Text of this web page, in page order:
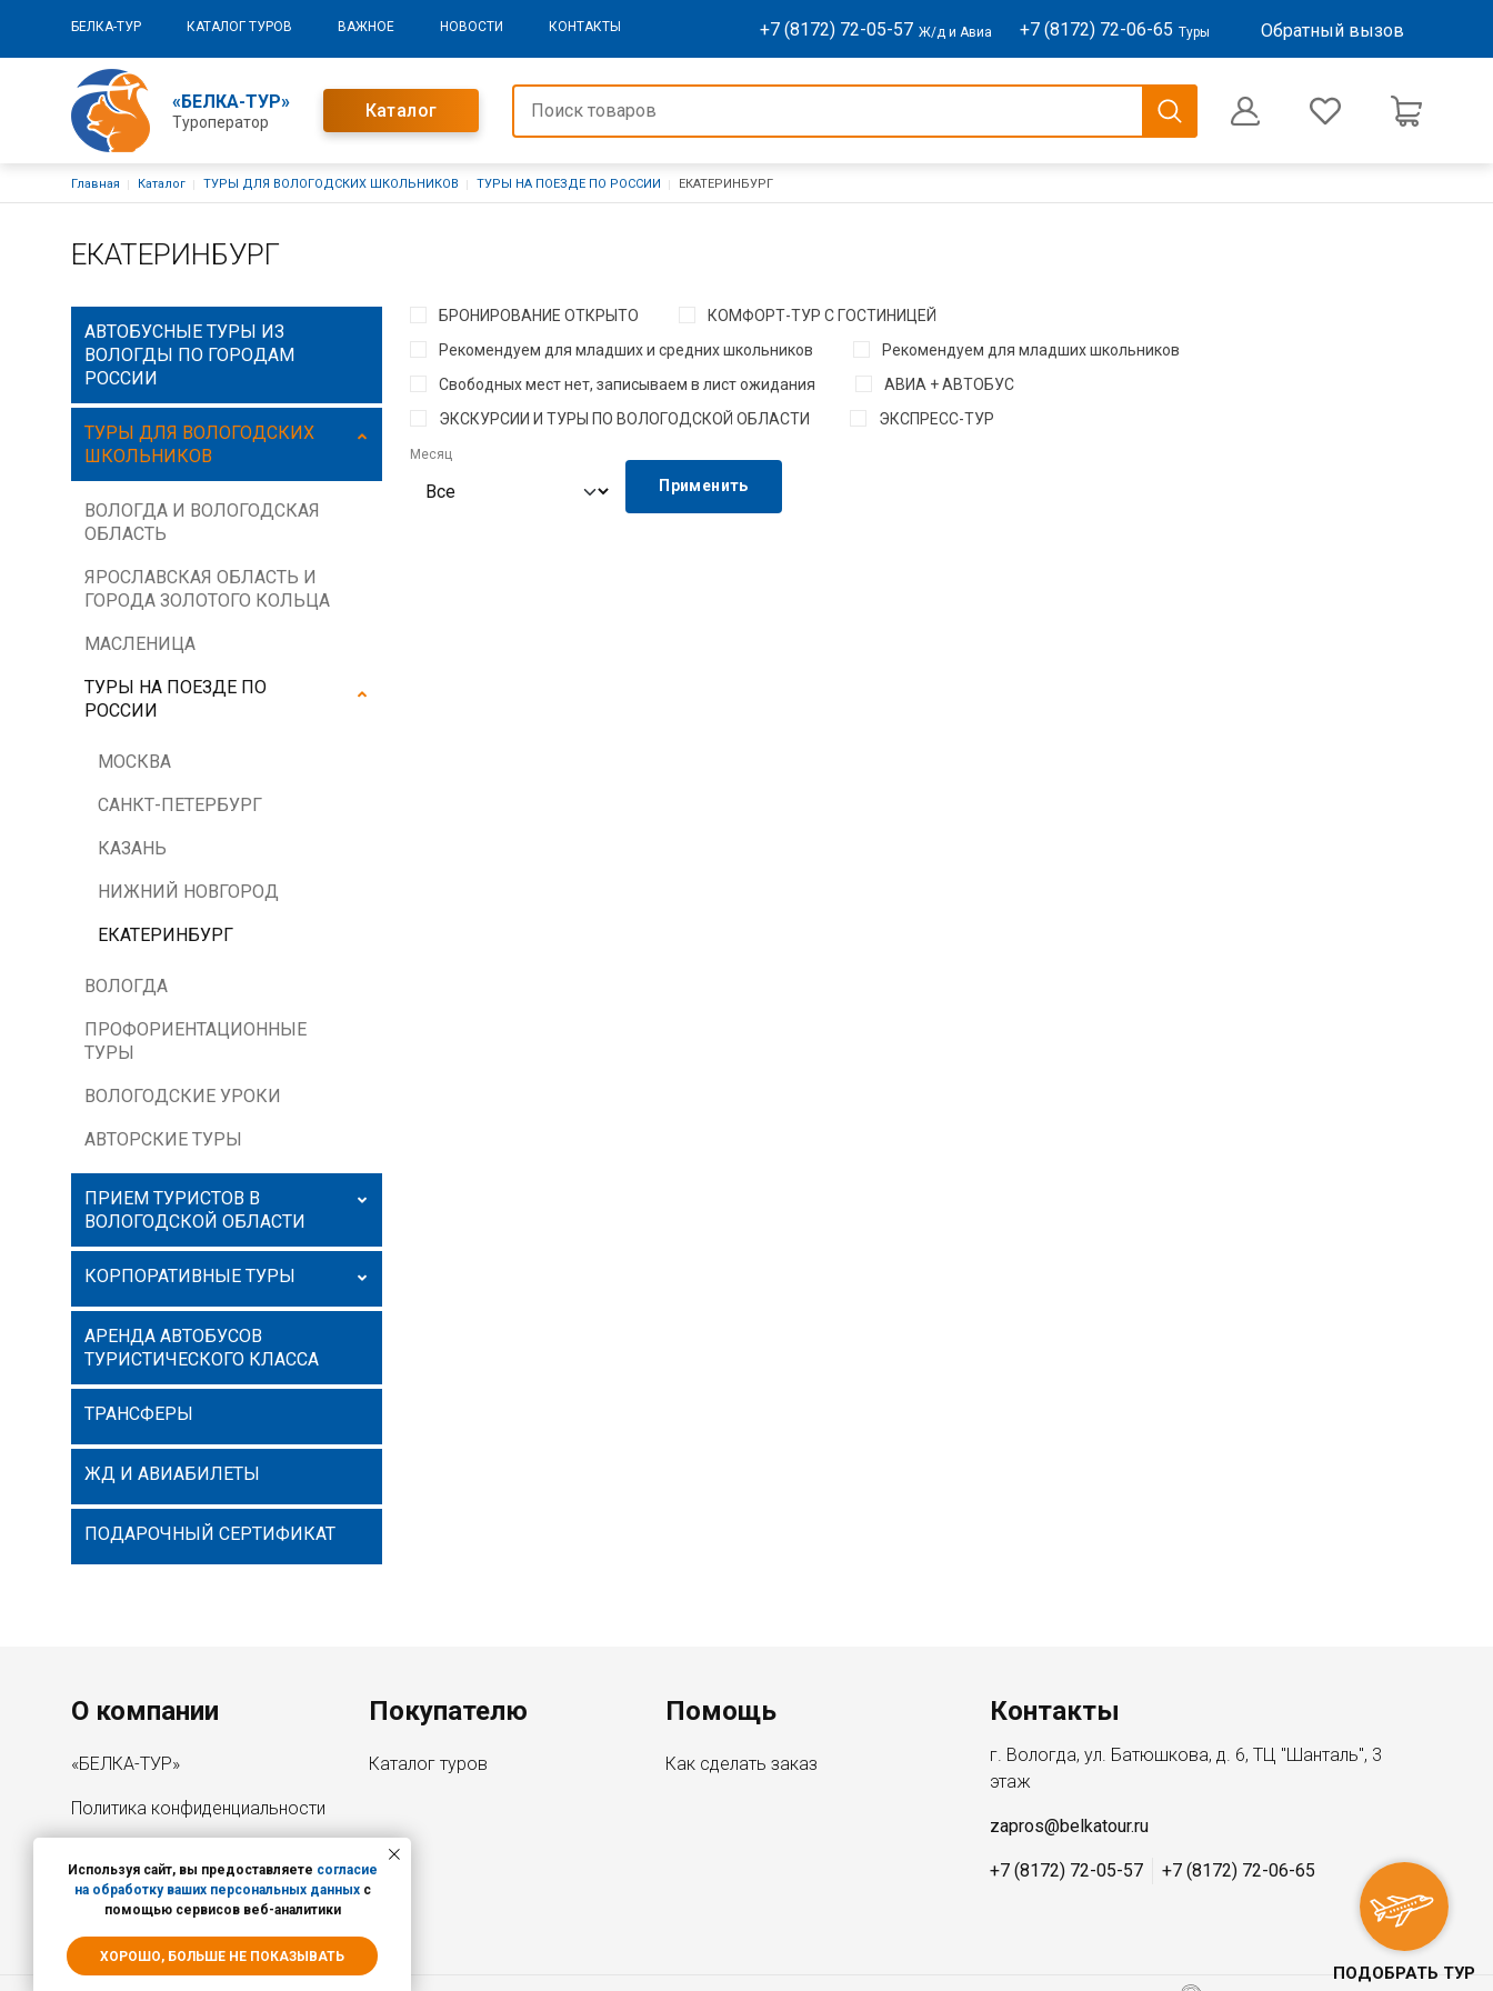
Основная навигация
БЕЛКА-ТУР КАТАЛОГ ТУРОВ ВАЖНОЕ НОВОСТИ КОНТАКТЫ +7 (8172) 72-05-57 Ж/д и Авиа +7 (8172) 72-06-65 Туры Обратный вызов
«БЕЛКА-ТУР»
Туроператор
Каталог
Строка навигации
Главная Каталог ТУРЫ ДЛЯ ВОЛОГОДСКИХ ШКОЛЬНИКОВ ТУРЫ НА ПОЕЗДЕ ПО РОССИИ ЕКАТЕРИНБУРГ
ЕКАТЕРИНБУРГ
АВТОБУСНЫЕ ТУРЫ ИЗ
ВОЛОГДЫ ПО ГОРОДАМ
РОССИИ
ТУРЫ ДЛЯ ВОЛОГОДСКИХ
ШКОЛЬНИКОВ
ВОЛОГДА И ВОЛОГОДСКАЯ
ОБЛАСТЬ
ЯРОСЛАВСКАЯ ОБЛАСТЬ И
ГОРОДА ЗОЛОТОГО КОЛЬЦА
МАСЛЕНИЦА
ТУРЫ НА ПОЕЗДЕ ПО
РОССИИ
МОСКВА
САНКТ-ПЕТЕРБУРГ
КАЗАНЬ
НИЖНИЙ НОВГОРОД
ЕКАТЕРИНБУРГ
ВОЛОГДА
ПРОФОРИЕНТАЦИОННЫЕ
ТУРЫ
ВОЛОГОДСКИЕ УРОКИ
АВТОРСКИЕ ТУРЫ
ПРИЕМ ТУРИСТОВ В
ВОЛОГОДСКОЙ ОБЛАСТИ
КОРПОРАТИВНЫЕ ТУРЫ
АРЕНДА АВТОБУСОВ
ТУРИСТИЧЕСКОГО КЛАССА
ТРАНСФЕРЫ
ЖД И АВИАБИЛЕТЫ
ПОДАРОЧНЫЙ СЕРТИФИКАТ
БРОНИРОВАНИЕ ОТКРЫТО
КОМФОРТ-ТУР С ГОСТИНИЦЕЙ
Рекомендуем для младших и средних школьников
Рекомендуем для младших школьников
Свободных мест нет, записываем в лист ожидания
АВИА + АВТОБУС
ЭКСКУРСИИ И ТУРЫ ПО ВОЛОГОДСКОЙ ОБЛАСТИ
ЭКСПРЕСС-ТУР
Месяц
Menu footer
О компании
«БЕЛКА-ТУР»
Политика конфиденциальности
персональных данных
Покупателю
Каталог туров
Помощь
Как сделать заказ
Контакты
г. Вологда, ул. Батюшкова, д. 6, ТЦ "Шанталь", 3
этаж
zapros@belkatour.ru
+7 (8172) 72-05-57 +7 (8172) 72-06-65
Используя сайт, вы предоставляете согласие
на обработку ваших персональных данныхс
помощью сервисов веб-аналитики
ХОРОШО, БОЛЬШЕ НЕ ПОКАЗЫВАТЬ
ПОДОБРАТЬ ТУР